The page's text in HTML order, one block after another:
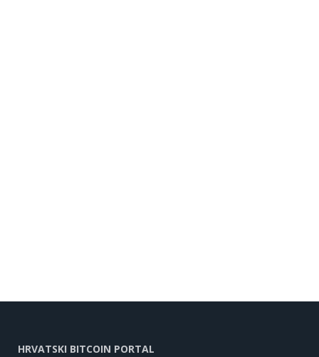
HRVATSKI BITCOIN PORTAL